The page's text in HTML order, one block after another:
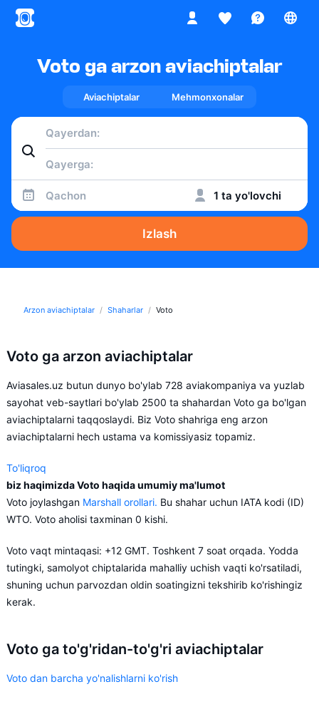
Voto ga arzon aviachiptalar
Aviachiptalar Mehmonxonalar
Qachon 1 ta yo'lovchi
Izlash
Arzon aviachiptalar Shaharlar Voto
Voto ga arzon aviachiptalar
Aviasales.uz butun dunyo bo'ylab 728 aviakompaniya va yuzlab
sayohat veb-saytlari bo'ylab 2500 ta shahardan Voto ga bo'lgan
aviachiptalarni taqqoslaydi. Biz Voto shahriga eng arzon
aviachiptalarni hech ustama va komissiyasiz topamiz.
To'liqroq
Aviasales.uz reysdagi o'z xohishingiz va moliyaviy
imkoniyatlaringizga mos keladigan shart-sharoitlarni tanlashingiz
beradi.
biz haqimizda Voto haqida umumiy ma'lumot
Voto joylashgan Marshall orollari. Bu shahar uchun IATA kodi (ID)
WTO. Voto aholisi taxminan 0 kishi.
Voto vaqt mintaqasi: +12 GMT. Toshkent 7 soat orqada. Yodda
tutingki, samolyot chiptalarida mahalliy uchish vaqti ko'rsatiladi,
shuning uchun parvozdan oldin soatingizni tekshirib ko'rishingiz
kerak.
Voto ga to'g'ridan-to'g'ri aviachiptalar
Voto dan barcha yo'nalishlarni ko'rish